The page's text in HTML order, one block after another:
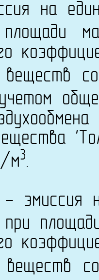
на
веществ
м3.
- эмиссия
при
веществ